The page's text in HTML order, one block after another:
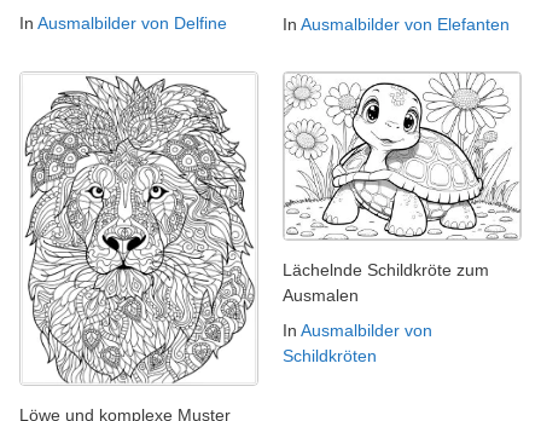
In Ausmalbilder von Delfine
In Ausmalbilder von Elefanten
Löwe und komplexe Muster
Lächelnde Schildkröte zum
Ausmalen
In Ausmalbilder von
Schildkröten